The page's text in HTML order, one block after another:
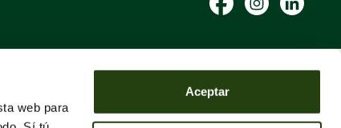
web para
Aceptar